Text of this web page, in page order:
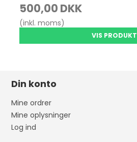
500,00 DKK
(inkl. moms)
VIS PRODUKT
Din konto
Mine ordrer
Mine oplysninger
Log ind